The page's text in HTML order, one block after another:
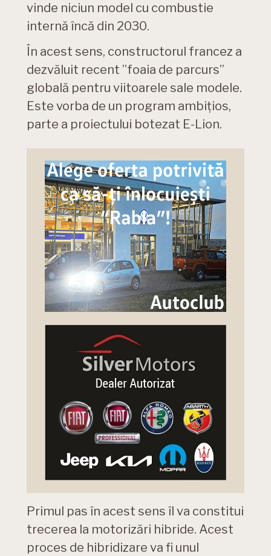
vinde niciun model cu combustie
internă încă din 2030.
În acest sens, constructorul francez a
dezvăluit recent ”foaia de parcurs”
globală pentru viitoarele sale modele.
Este vorba de un program ambițios,
parte a proiectului botezat E-Lion.
Primul pas în acest sens îl va constitui
trecerea la motorizări hibride. Acest
proces de hibridizare va fi unul